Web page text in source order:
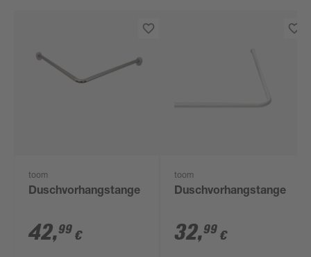
toom
Duschvorhangstange
42,99 €
toom
Duschvorhangstange
32,99 €